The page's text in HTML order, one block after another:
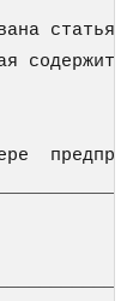
статья
содержит